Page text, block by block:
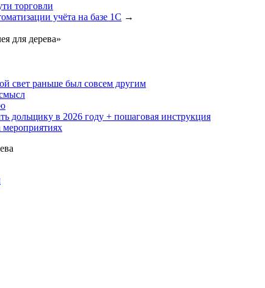
торговли
учёта на базе 1С →
для дерева»
свет раньше был совсем другим
дольщику в 2026 году + пошаговая инструкция
мероприятиях